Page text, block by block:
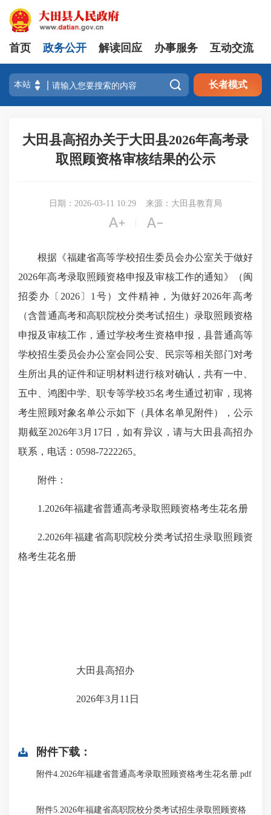
首页 政务公开 解读回应 办事服务 互动交流
 长者模式
大田县高招办关于大田县2026年高考录
取照顾资格审核结果的公示
日期：2026-03-11 10:29 来源：大田县教育局
 
根据《福建省高等学校招生委员会办公室关于做好
2026年高考录取照顾资格申报及审核工作的通知》（闽
招委办〔2026〕1号）文件精神，为做好2026年高考
（含普通高考和高职院校分类考试招生）录取照顾资格
申报及审核工作，通过学校考生资格申报，县普通高等
学校招生委员会办公室会同公安、民宗等相关部门对考
生所出具的证件和证明材料进行核对确认，共有一中、
五中、鸿图中学、职专等学校35名考生通过初审，现将
考生照顾对象名单公示如下（具体名单见附件），公示
期截至2026年3月 17日，如有异议，请与大田县高招办
联系，电话： 0598-7222265。
附件：
1.2026年福建省普通高考录取照顾资格考生花名册
2.2026年福建省高职院校分类考试招生录取照顾资
格考生花名册
大田县高招办
2026年3月 11 日
附件下载：
附件4.2026年福建省普通高考录取照顾资格考生花名册.pdf
附件5.2026年福建省高职院校分类考试招生录取照顾资格